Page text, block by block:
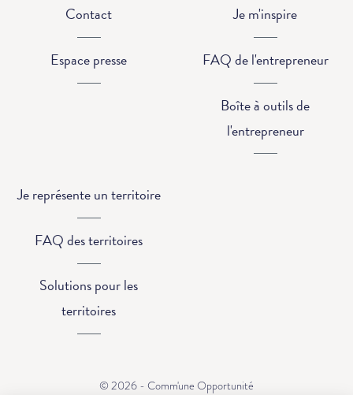
Contact
Espace presse
Je m'inspire
FAQ de l'entrepreneur
Boîte à outils de
l'entrepreneur
Je représente un territoire
FAQ des territoires
Solutions pour les
territoires
© 2026 - Comm'une Opportunité